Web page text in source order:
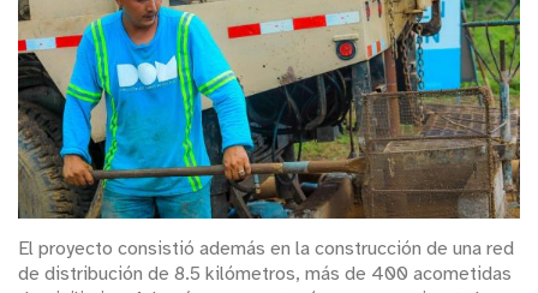
El proyecto consistió además en la construcción de una red
de distribución de 8.5 kilómetros, más de 400 acometidas